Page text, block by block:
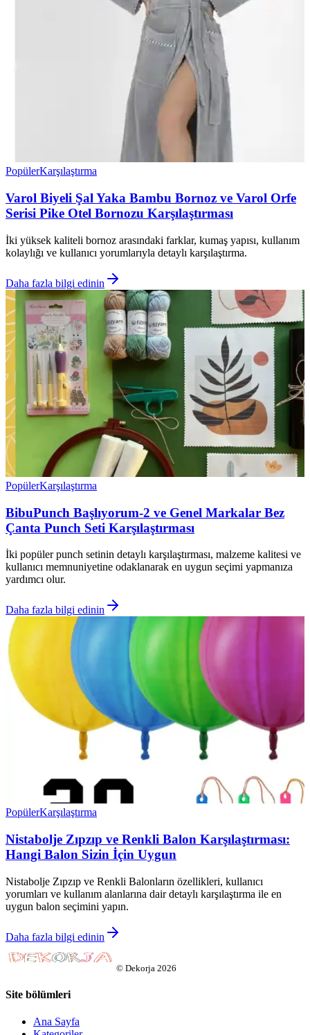
PopülerKarşılaştırma
Varol Biyeli Şal Yaka Bambu Bornoz ve Varol Orfe
Serisi Pike Otel Bornozu Karşılaştırması
İki yüksek kaliteli bornoz arasındaki farklar, kumaş yapısı, kullanım
kolaylığı ve kullanıcı yorumlarıyla detaylı karşılaştırma.
Daha fazla bilgi edinin
PopülerKarşılaştırma
BibuPunch Başlıyorum-2 ve Genel Markalar Bez
Çanta Punch Seti Karşılaştırması
İki popüler punch setinin detaylı karşılaştırması, malzeme kalitesi ve
kullanıcı memnuniyetine odaklanarak en uygun seçimi yapmanıza
yardımcı olur.
Daha fazla bilgi edinin
PopülerKarşılaştırma
Nistabolje Zıpzıp ve Renkli Balon Karşılaştırması:
Hangi Balon Sizin İçin Uygun
Nistabolje Zıpzıp ve Renkli Balonların özellikleri, kullanıcı
yorumları ve kullanım alanlarına dair detaylı karşılaştırma ile en
uygun balon seçimini yapın.
Daha fazla bilgi edinin
© Dekorja 2026
Site bölümleri
Ana Sayfa